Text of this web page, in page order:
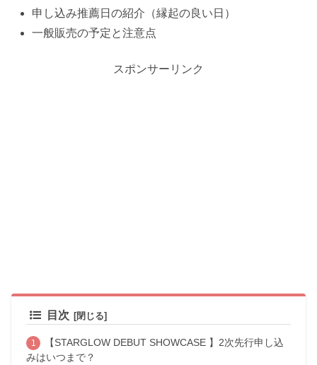
申し込み推薦日の紹介（縁起の良い日）
一般販売の予定と注意点
スポンサーリンク
目次
【STARGLOW DEBUT SHOWCASE 】2次先行申し込
みはいつまで？